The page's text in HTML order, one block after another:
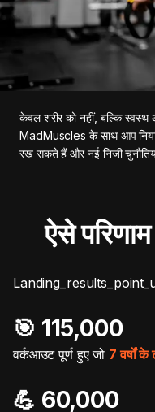
केवल शरीर को नहीं, बल्कि
MadMuscles के साथ आप
रख सकते हैं और नई निजी
ऐसे
🎯️ 115,000
वर्कआउट पूर्ण हुए जो 7 वर्षों के
💪 60,000